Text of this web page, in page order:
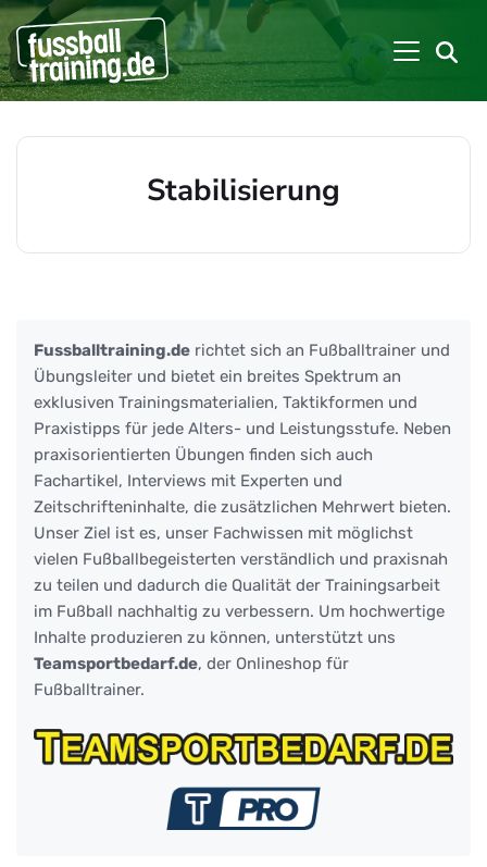
Stabilisierung
Fussballtraining.de richtet sich an Fußballtrainer und
Übungsleiter und bietet ein breites Spektrum an
exklusiven Trainingsmaterialien, Taktikformen und
Praxistipps für jede Alters- und Leistungsstufe. Neben
praxisorientierten Übungen finden sich auch
Fachartikel, Interviews mit Experten und
Zeitschrifteninhalte, die zusätzlichen Mehrwert bieten.
Unser Ziel ist es, unser Fachwissen mit möglichst
vielen Fußballbegeisterten verständlich und praxisnah
zu teilen und dadurch die Qualität der Trainingsarbeit
im Fußball nachhaltig zu verbessern. Um hochwertige
Inhalte produzieren zu können, unterstützt uns
Teamsportbedarf.de, der Onlineshop für
Fußballtrainer.